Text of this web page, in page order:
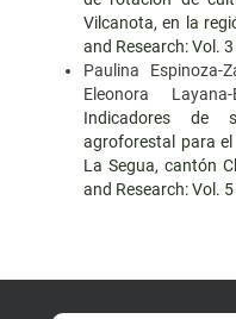
Vilcanota, en la
and Research: Vol.
Paulina Espinoza-
Eleonora
Indicadores de
agroforestal para
La Segua, cantón
and Research: Vol.